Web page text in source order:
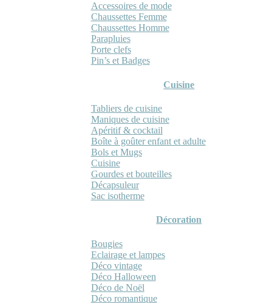
Accessoires de mode
Chaussettes Femme
Chaussettes Homme
Parapluies
Porte clefs
Pin’s et Badges
Cuisine
Tabliers de cuisine
Maniques de cuisine
Apéritif & cocktail
Boîte à goûter enfant et adulte
Bols et Mugs
Cuisine
Gourdes et bouteilles
Décapsuleur
Sac isotherme
Décoration
Bougies
Eclairage et lampes
Déco vintage
Déco Halloween
Déco de Noël
Déco romantique